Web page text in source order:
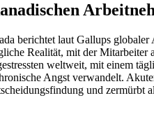
berichtet laut Gallups
Realität, mit der
weltweit, mit einem
Angst verwandelt.
und